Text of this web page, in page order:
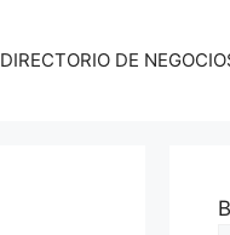
DIRECTORIO DE